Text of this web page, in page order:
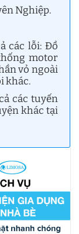
Nghiệp.
các lỗi: Đồ
motor
vỏ ngoài
khác.
các tuyến
khác tại